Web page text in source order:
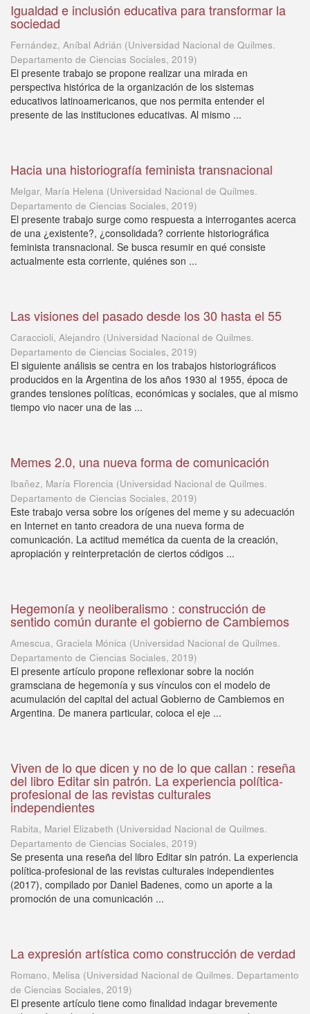
Igualdad e inclusión educativa para transformar la
sociedad
Fernández, Aníbal Adrián (Universidad Nacional de Quilmes.
Departamento de Ciencias Sociales, 2019)
El presente trabajo se propone realizar una mirada en
perspectiva histórica de la organización de los sistemas
educativos latinoamericanos, que nos permita entender el
presente de las instituciones educativas. Al mismo ...
Hacia una historiografía feminista transnacional
Melgar, María Helena (Universidad Nacional de Quilmes.
Departamento de Ciencias Sociales, 2019)
El presente trabajo surge como respuesta a interrogantes acerca
de una ¿existente?, ¿consolidada? corriente historiográfica
feminista transnacional. Se busca resumir en qué consiste
actualmente esta corriente, quiénes son ...
Las visiones del pasado desde los 30 hasta el 55
Caraccioli, Alejandro (Universidad Nacional de Quilmes.
Departamento de Ciencias Sociales, 2019)
El siguiente análisis se centra en los trabajos historiográficos
producidos en la Argentina de los años 1930 al 1955, época de
grandes tensiones políticas, económicas y sociales, que al mismo
tiempo vio nacer una de las ...
Memes 2.0, una nueva forma de comunicación
Ibañez, María Florencia (Universidad Nacional de Quilmes.
Departamento de Ciencias Sociales, 2019)
Este trabajo versa sobre los orígenes del meme y su adecuación
en Internet en tanto creadora de una nueva forma de
comunicación. La actitud memética da cuenta de la creación,
apropiación y reinterpretación de ciertos códigos ...
Hegemonía y neoliberalismo : construcción de
sentido común durante el gobierno de Cambiemos
Amescua, Graciela Mónica (Universidad Nacional de Quilmes.
Departamento de Ciencias Sociales, 2019)
El presente artículo propone reflexionar sobre la noción
gramsciana de hegemonía y sus vínculos con el modelo de
acumulación del capital del actual Gobierno de Cambiemos en
Argentina. De manera particular, coloca el eje ...
Viven de lo que dicen y no de lo que callan : reseña
del libro Editar sin patrón. La experiencia política-
profesional de las revistas culturales
independientes
Rabita, Mariel Elizabeth (Universidad Nacional de Quilmes.
Departamento de Ciencias Sociales, 2019)
Se presenta una reseña del libro Editar sin patrón. La experiencia
política-profesional de las revistas culturales independientes
(2017), compilado por Daniel Badenes, como un aporte a la
promoción de una comunicación ...
La expresión artística como construcción de verdad
Romano, Melisa (Universidad Nacional de Quilmes. Departamento
de Ciencias Sociales, 2019)
El presente artículo tiene como finalidad indagar brevemente